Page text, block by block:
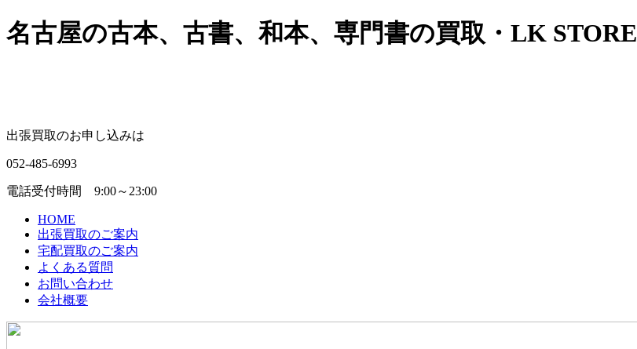
名古屋の古本、古書、和本、専門書の買取・LK STORE
出張買取のお申し込みは
052-485-6993
電話受付時間 9:00～23:00
HOME
出張買取のご案内
宅配買取のご案内
よくある質問
お問い合わせ
会社概要